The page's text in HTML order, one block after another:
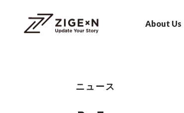
About Us
ニュース